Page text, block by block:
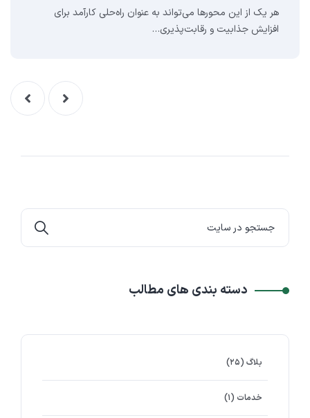
هر یک از این محورها می‌تواند به عنوان راه‌حلی کارآمد برای
افزایش جذابیت و رقابت‌پذیری…
دسته بندی های مطالب
بلاگ (۲۵)
خدمات (۱)